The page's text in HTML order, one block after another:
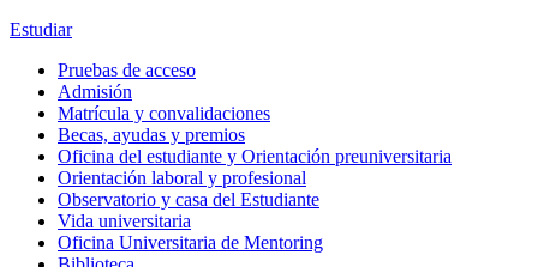
Estudiar
Pruebas de acceso
Admisión
Matrícula y convalidaciones
Becas, ayudas y premios
Oficina del estudiante y Orientación preuniversitaria
Orientación laboral y profesional
Observatorio y casa del Estudiante
Vida universitaria
Oficina Universitaria de Mentoring